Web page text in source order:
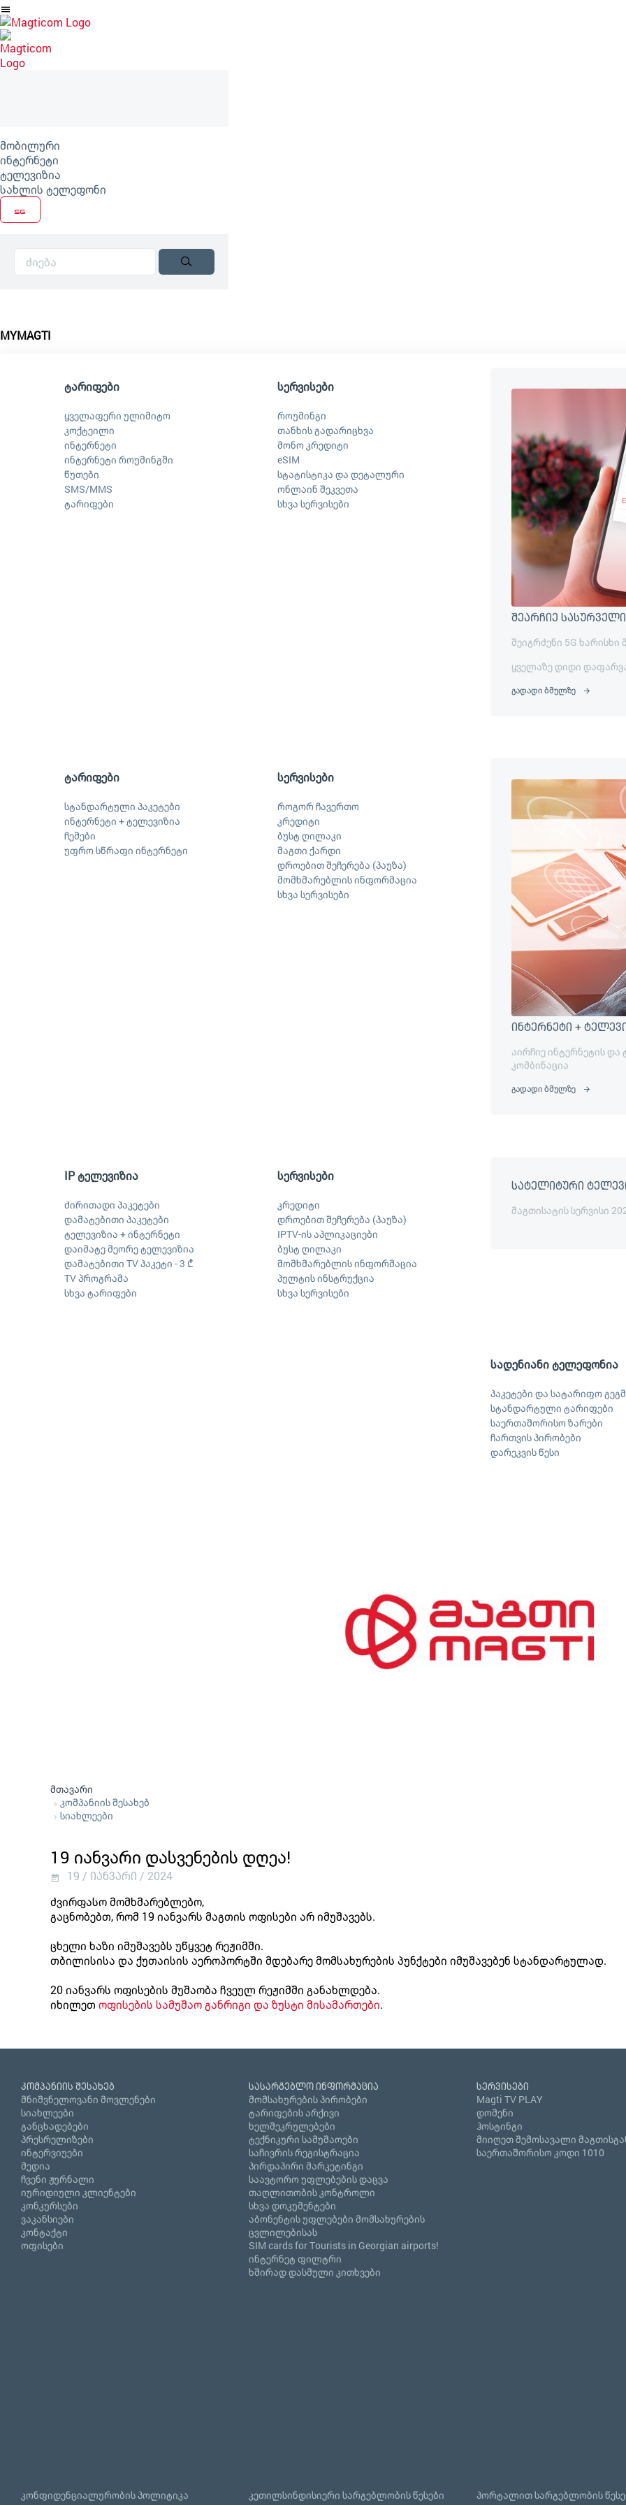
არტიკლზე
გადასვლა
მობილური
ინტერნეტი
ტელევიზია
სახლის ტელეფონი
MYMAGTI
ტარიფები
ყველაფერი ულიმიტო
კოქტეილი
ინტერნეტი
ინტერნეტი როუმინგში
წუთები
SMS/MMS
ტარიფები
სერვისები
როუმინგი
თანხის გადარიცხვა
მონო კრედიტი
eSIM
სტატისტიკა და დეტალური
ონლაინ შეკვეთა
სხვა სერვისები
შეარჩიე
შეიგრძენი 5G ხარისხი
ყველაზე დიდი
გადადი ბმულზე
ტარიფები
სტანდარტული პაკეტები
ინტერნეტი + ტელევიზია
ჩემები
უფრო სწრაფი ინტერნეტი
სერვისები
როგორ ჩავერთო
კრედიტი
ბუსტ ღილაკი
მაგთი ქარდი
დროებით შეჩერება (პაუზა)
მომხმარებლის ინფორმაცია
სხვა სერვისები
ინტერნეტი +
აირჩიე ინტერნეტის
კომბინაცია
გადადი ბმულზე
IP ტელევიზია
ძირითადი პაკეტები
დამატებითი პაკეტები
ტელევიზია + ინტერნეტი
დაიმატე მეორე ტელევიზია
დამატებითი TV პაკეტი - 3 ₾
TV პროგრამა
სხვა ტარიფები
სერვისები
კრედიტი
დროებით შეჩერება (პაუზა)
IPTV-ის აპლიკაციები
ბუსტ ღილაკი
მომხმარებლის ინფორმაცია
პულტის ინსტრუქცია
სხვა სერვისები
სატელიტური
მაგთისატის სერვისი
სადენიანი ტელეფონია
პაკეტები და სატარიფო
სტანდარტული ტარიფები
საერთაშორისო ზარები
ჩართვის პირობები
დარეკვის წესი
მთავარი
კომპანიის შესახებ
სიახლეები
19 იანვარი დასვენების დღეა!
19 / იანვარი / 2024
ძვირფასო მომხმარებლებო,
გაცნობებთ, რომ 19 იანვარს მაგთის ოფისები არ იმუშავებს.
ცხელი ხაზი იმუშავებს უწყვეტ რეჟიმში.
თბილისისა და ქუთაისის აეროპორტში მდებარე მომსახურების პუნქტები იმუშავებენ სტანდარტულად.
20 იანვარს ოფისების მუშაობა ჩვეულ რეჟიმში განახლდება.
იხილეთ ოფისების სამუშაო განრიგი და ზუსტი მისამართები.
კომპანიის შესახებ
მნიშვნელოვანი მოვლენები
სიახლეები
განცხადებები
პრესრელიზები
ინტერვიუები
მედია
ჩვენი ჟურნალი
იურიდიული კლიენტები
კონკურსები
ვაკანსიები
კონტაქტი
ოფისები
სასარგებლო ინფორმაცია
მომსახურების პირობები
ტარიფების არქივი
ხელშეკრულებები
ტექნიკური სამუშაოები
საჩივრის რეგისტრაცია
პირდაპირი მარკეტინგი
საავტორო უფლებების დაცვა
თაღლითობის კონტროლი
სხვა დოკუმენტები
აბონენტის უფლებები მომსახურების
ცვლილებისას
SIM cards for Tourists in Georgian airports!
ინტერნეტ ფილტრი
ხშირად დასმული კითხვები
სერვისები
Magti TV PLAY
დომენი
ჰოსტინგი
მიიღეთ შემოსავალი
საერთაშორისო კოდი 1010
კონფიდენციალურობის პოლიტიკა კეთილსინდისიერი სარგებლობის წესები პორტალით სარგებლობის